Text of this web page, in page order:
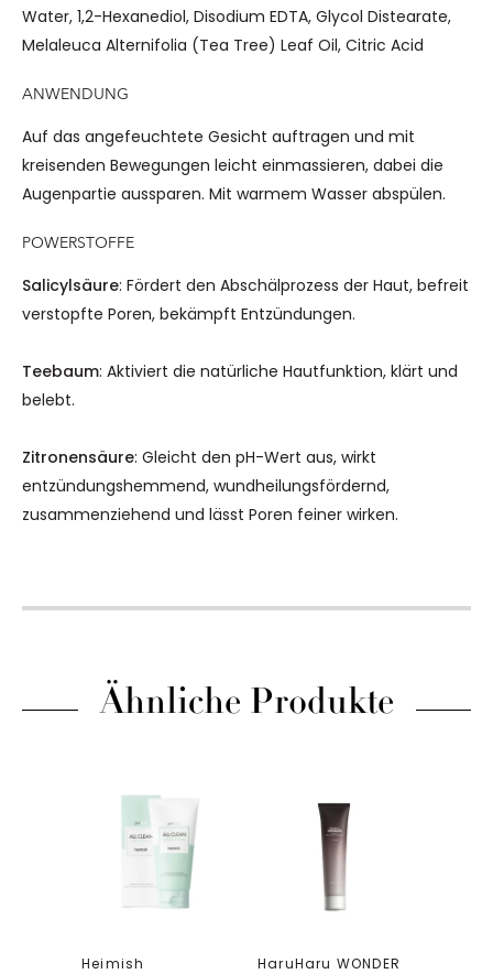
Water, 1,2-Hexanediol, Disodium EDTA, Glycol Distearate,
Melaleuca Alternifolia (Tea Tree) Leaf Oil, Citric Acid
ANWENDUNG
Auf das angefeuchtete Gesicht auftragen und mit
kreisenden Bewegungen leicht einmassieren, dabei die
Augenpartie aussparen. Mit warmem Wasser abspülen.
POWERSTOFFE
Salicylsäure: Fördert den Abschälprozess der Haut, befreit
verstopfte Poren, bekämpft Entzündungen.
Teebaum: Aktiviert die natürliche Hautfunktion, klärt und
belebt.
Zitronensäure: Gleicht den pH-Wert aus, wirkt
entzündungshemmend, wundheilungsfördernd,
zusammenziehend und lässt Poren feiner wirken.
Ähnliche Produkte
Heimish HaruHaru WONDER